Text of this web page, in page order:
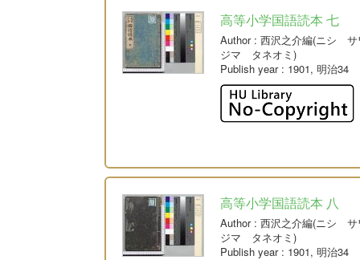
高等小学国語読本 七
Author: 西沢之介編(ニシ サ
ジマ タネオミ)
Publish year: 1901, 明治34
高等小学国語読本 八
Author: 西沢之介編(ニシ サ
ジマ タネオミ)
Publish year: 1901, 明治34